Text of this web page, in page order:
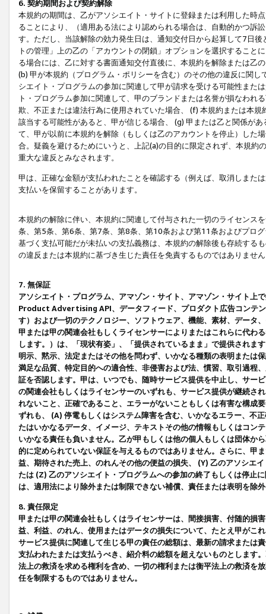
6. 契約期間および契約解除
本規約の期間は、乙がアソシエイト・サイトに登録または利用した時
ることにより、（適用ある法により認められる場合は、自動的かつ訴
す。ただし、当該解除の効力発生日は、通知交付日から起算して7日
トの管理」上の乙の「アカウントの閉鎖」オプションを選択するこ
る場合には、乙に対する書面通知交付直後に、本規約を解除または乙
(b) 甲が本規約（プログラム・ポリシーを含む）のその他の違反に関
シエイト・プログラムの参加に関連して甲が請求を受ける可能性また
ト・プログラム参加に関連して、甲のブランドまたは名誉が損なわれ
欺、不正または違法行為に使用されていた場合、 (f) 本規約または本
該当する可能性があると、甲が信じる場合、 (g) 甲または乙と関係が
て、甲が以前に本規約を解除（もしくは乙のアカウントを停止）した
合。疑義を避けるためにいうと、上記(a)の目的に限定されず、本規
重大な違反とみなされます。
甲は、正確な金額が支払われたことを確認する（例えば、取消しまた
支払いを保留することがあります。
本規約の解除に伴い、本規約に関連して付与された一切のライセンス
条、第5条、第6条、第7条、第8条、第10条および第11条およびプロ
基づく支払可能だが未払いの支払義務は、本規約の解除後も存続する
の違反または本規約に基づき生じた責任を免責するものではありませ
7. 無保証
アソシエイト・プログラム、アマゾン・サイト、アマゾン・サイト上
Product Advertising API、データフィード、プロダクト広告コンテ
す）および一切のテクノロジー、ソフトウェア、機能、素材、データ
甲または甲の関連会社もしくライセンサーによりまたはこれらに代わ
します。）は、「現状有姿」、「提供されているまま」で提供されま
明示、黙示、法定またはその他を問わず、いかなる種類の表明または
満足な品質、特定目的への適合性、非侵害および法、慣習、取引過程
証を否認します。甲は、いつでも、随時サービス提供を中止し、サー
の関連会社もしくはライセンサーのいずれも、サービス提供が継続さ
れないこと、正確であること、エラーがないこともしくは有害な構成
ずれも、 (A) 停電もしくはシステム障害を含む、いかなるエラー、不
たはいかなるデータ、イメージ、テキストその他の情報もしくはコン
いかなる責任も負いません。乙が甲もしくは他の個人もしくは団体か
的に定められていない保証を与えるものではありません。さらに、甲
益、期待された売上、のれんその他の便益の損失、 (Y) 乙のアソシエ
たは (Z) 乙のアソシエイト・プログラムへの参加の終了もしくは停止
は、適用法により除外または制限できない補償、責任または表明を除
8. 責任限定
甲または甲の関連会社もしくはライセンサーは、間接損害、付随的損
益、利益、のれん、使用またはデータの損失について、たとえ甲がこ
サービス提供に関連して生じる甲の責任の総額は、最新の請求または
支払われたまたは支払うべき、紹介料の総額を超えないものとします
法上の救済を求める権利を含め、一切の権利または衡平法上の救済を
任を制限するものではありません。